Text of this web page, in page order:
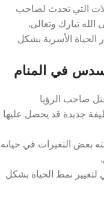
التي تحدث لصاحب
الله تبارك وتعالى.
الحياة الأسرية بشكل
في المنام
صاحب الرؤيا
جديدة قد يحصل عليها
بعض التغيرات في حياته
لتغيير نمط الحياة بشكل